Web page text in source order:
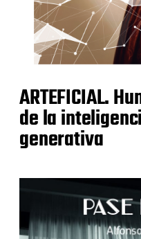
ARTEFICIAL.
de la
generativa